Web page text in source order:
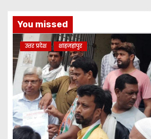
You missed
उत्तर प्रदेश शाहजहांपुर